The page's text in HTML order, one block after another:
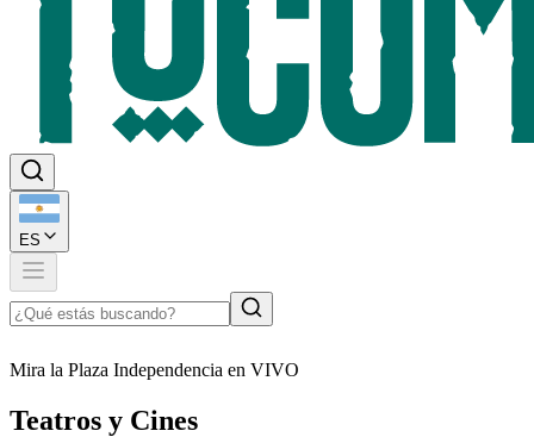
ES
Mira la Plaza Independencia en VIVO
Teatros y Cines